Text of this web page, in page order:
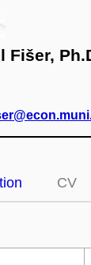
Fišer,
CV